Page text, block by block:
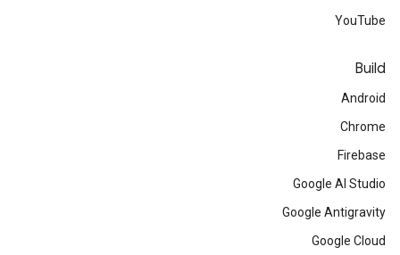
YouTube
Build
Android
Chrome
Firebase
Google AI Studio
Google Antigravity
Google Cloud